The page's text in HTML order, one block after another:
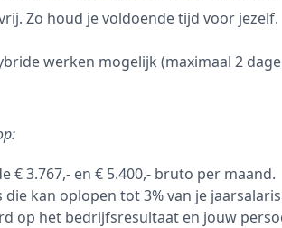
Zo houd je voldoende tijd voor jezelf.
werken mogelijk (maximaal 2
€ 3.767,- en € 5.400,- bruto per maand.
die kan oplopen tot 3% van je
op het bedrijfsresultaat en jouw